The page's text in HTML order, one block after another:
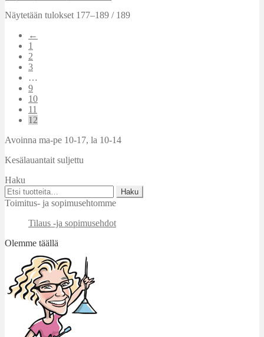
Näytetään tulokset 177–189 / 189
←
1
2
3
…
9
10
11
12
Avoinna ma-pe 10-17, la 10-14
Kesälauantait suljettu
Haku
Etsi:
Haku
Toimitus- ja sopimusehtomme
Tilaus -ja sopimusehdot
Olemme täällä